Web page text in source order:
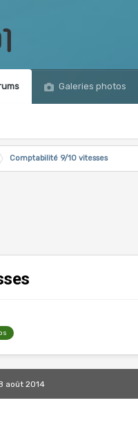
Galeries photos
Comptabilité 9/10 vitesses
août 2014